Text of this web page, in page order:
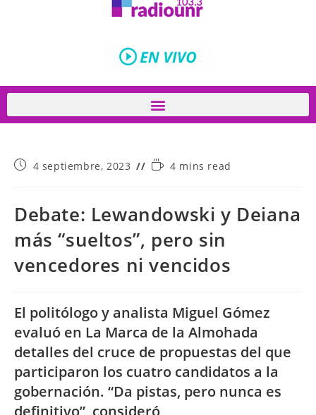
4 septiembre, 2023 4 mins read
Debate: Lewandowski y Deiana
más “sueltos”, pero sin
vencedores ni vencidos
El politólogo y analista Miguel Gómez
evaluó en La Marca de la Almohada
detalles del cruce de propuestas del que
participaron los cuatro candidatos a la
gobernación. “Da pistas, pero nunca es
definitivo”, consideró